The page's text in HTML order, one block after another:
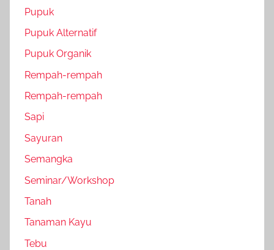
Pupuk
Pupuk Alternatif
Pupuk Organik
Rempah-rempah
Rempah-rempah
Sapi
Sayuran
Semangka
Seminar/Workshop
Tanah
Tanaman Kayu
Tebu